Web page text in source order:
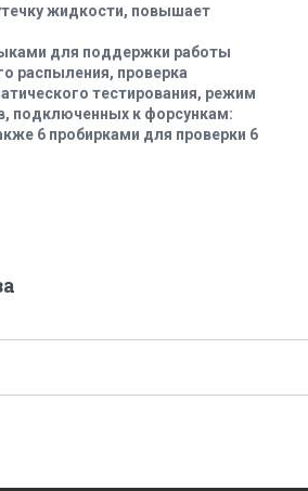
жидкости, повышает
для поддержки работы
распыления, проверка
тестирования, режим
подключенных к форсункам:
6 пробирками для проверки 6